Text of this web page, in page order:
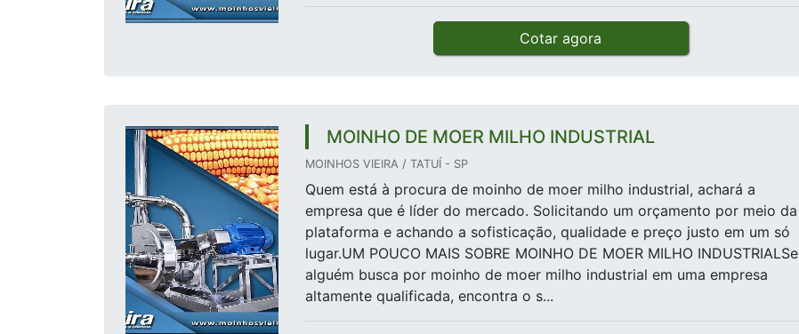
Cotar agora
MOINHO DE MOER MILHO INDUSTRIAL
MOINHOS VIEIRA / TATUÍ - SP
Quem está à procura de moinho de moer milho industrial, achará a
empresa que é líder do mercado. Solicitando um orçamento por meio da
plataforma e achando a sofisticação, qualidade e preço justo em um só
lugar.UM POUCO MAIS SOBRE MOINHO DE MOER MILHO INDUSTRIALSe
alguém busca por moinho de moer milho industrial em uma empresa
altamente qualificada, encontra o s...